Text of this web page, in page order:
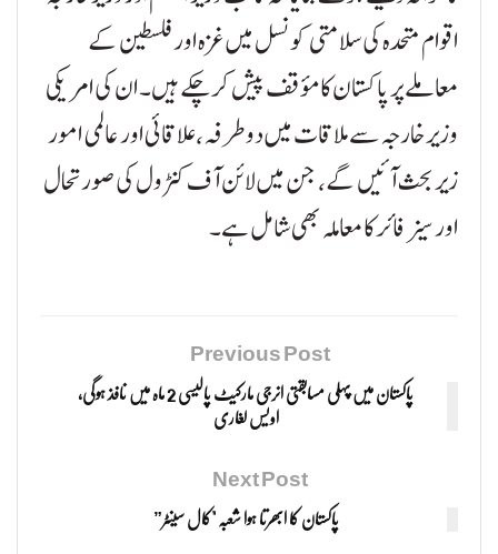
اقوام متحدہ کی سلامتی کونسل میں غزہ اور فلسطین کے
معاملے پر پاکستان کا مؤقف پیش کر چکے ہیں۔ ان کی امریکی
وزیر خارجہ سے ملاقات میں دوطرفہ، علاقائی اور عالمی امور
زیر بحث آئیں گے، جن میں لائن آف کنٹرول کی صورتحال
اور سیز فائر کا معاملہ بھی شامل ہے۔
Previous Post
پاکستان میں پہلی مسابقتی انرجی مارکیٹ پالیسی 2 ماہ میں نافذ ہوگی،
اویس لغاری
Next Post
پاکستان کا ابھرتا ہوا شعبہ "کال سینٹر”